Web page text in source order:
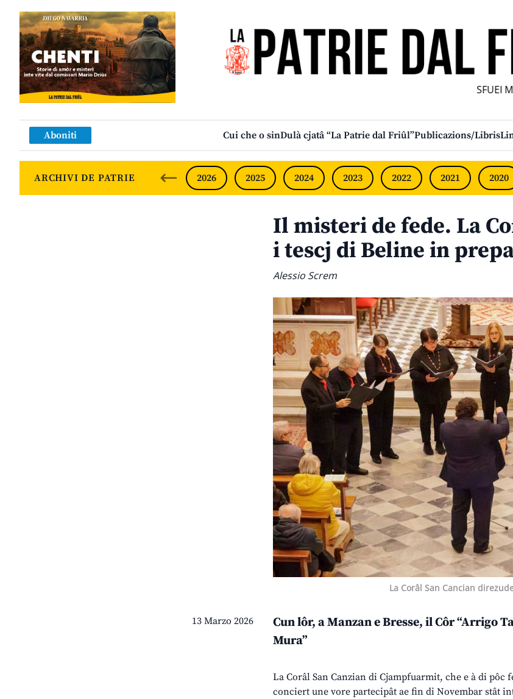
SFUEI
Aboniti Cui che o sinDulà cjatâ “La Patrie dal Friûl”Publicazions/Libris
ARCHIVI DE PATRIE 2026 2025 2024 2023 2022 2021 2020
Il misteri de fede. La
i tescj di Beline in
Alessio Screm
La Corâl San Cancian
13 Marzo 2026
Cun lôr, a Manzan e Bresse, il Côr “Arrigo
Mura”
La Corâl San Canzian di Cjampfuarmit, che e à di pôc
conciert une vore partecipât ae fin di Novembar stât